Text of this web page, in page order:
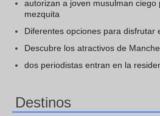
autorizan a joven musulman ciego
mezquita
Diferentes opciones para disfrutar
Descubre los atractivos de
dos periodistas entran en la
Destinos